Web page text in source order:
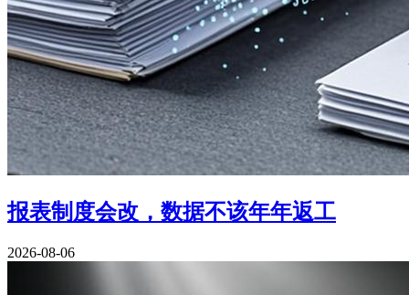
报表制度会改，数据不该年年返工
2026-08-06